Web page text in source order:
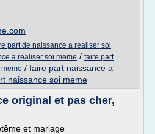
part de naissance a realiser soi
a realiser soi meme / faire part
/ faire part naissance a
naissance soi meme
original et pas cher,
et mariage